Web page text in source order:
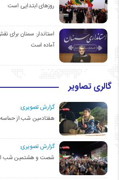
روزهای ابتدایی است
استاندار: سمنان برای
آماده است
گالری تصاویر
گزارش تصویری:
هفتادمین شب از
گزارش تصویری:
شصت و هشتمین شب از